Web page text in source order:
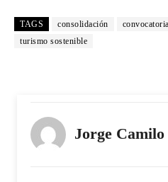
TAGS consolidación convocatoria
turismo sostenible
Jorge